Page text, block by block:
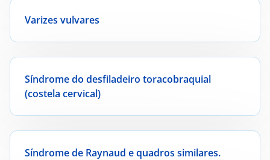
Varizes vulvares
Síndrome do desfiladeiro toracobraquial
(costela cervical)
Síndrome de Raynaud e quadros similares.